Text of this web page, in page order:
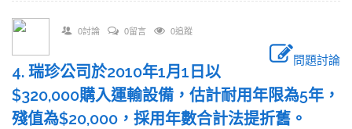
0討論 0留言 0追蹤
問題討論
4. 瑞珍公司於2010年1月1日以
$320,000購入運輸設備，估計耐用年限為5年，
殘值為$20,000，採用年數合計法提折舊。